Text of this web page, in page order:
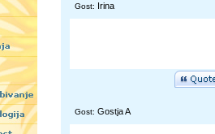
Gost: Irina
Gost: Gostja A